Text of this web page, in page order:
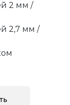
2 мм /
2,7 мм /